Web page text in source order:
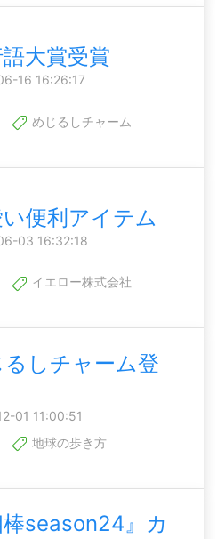
大賞受賞
16 16:26:17
めじるしチャーム
便利アイテム
03 16:32:18
イエロー株式会社
るしチャーム登
01 11:00:51
地球の歩き方
棒season24』カ